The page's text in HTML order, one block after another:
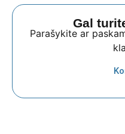
Gal
Parašykite ar